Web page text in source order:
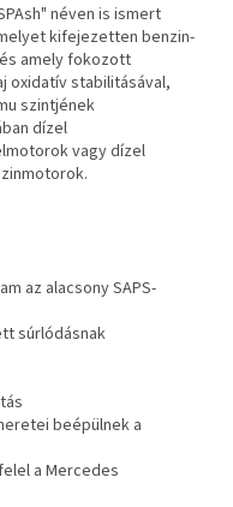
néven is ismert
kifejezetten benzin-
amely fokozott
oxidatív stabilitásával,
szintjének
dízel
vagy dízel
az alacsony SAPS-
súrlódásnak
beépülnek a
a Mercedes